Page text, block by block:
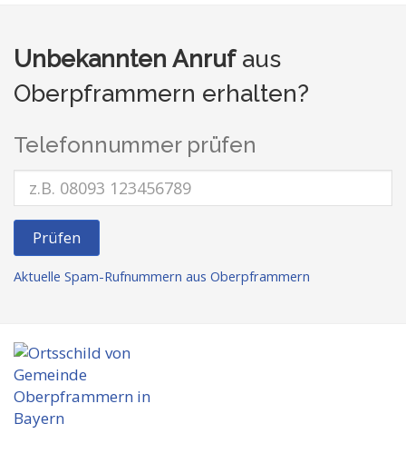
Unbekannten Anrufaus
Oberpframmern erhalten?
Telefonnummer prüfen
Prüfen
Aktuelle Spam-Rufnummern aus Oberpframmern